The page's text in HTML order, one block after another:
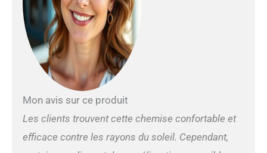
Mon avis sur ce produit
Les clients trouvent cette chemise confortable et
efficace contre les rayons du soleil. Cependant,